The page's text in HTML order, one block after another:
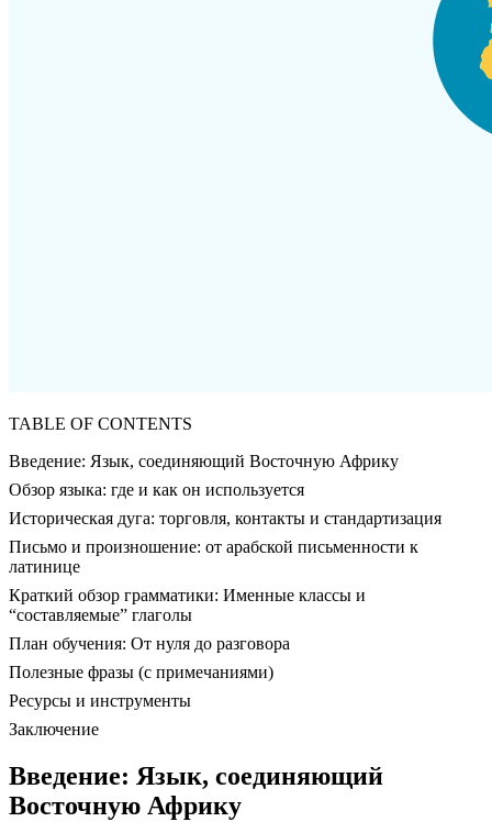
TABLE OF CONTENTS
Введение: Язык, соединяющий Восточную Африку
Обзор языка: где и как он используется
Историческая дуга: торговля, контакты и стандартизация
Письмо и произношение: от арабской письменности к
латинице
Краткий обзор грамматики: Именные классы и
“составляемые” глаголы
План обучения: От нуля до разговора
Полезные фразы (с примечаниями)
Ресурсы и инструменты
Заключение
Введение: Язык, соединяющий
Восточную Африку